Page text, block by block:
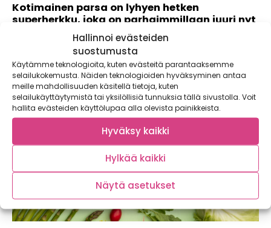
Hallinnoi evästeiden
suostumusta
Käytämme teknologioita, kuten evästeitä parantaaksemme
selailukokemusta. Näiden teknologioiden hyväksyminen antaa
meille mahdollisuuden käsitellä tietoja, kuten
selailukäyttäytymistä tai yksilöllisiä tunnuksia tällä sivustolla. Voit
hallita evästeiden käyttölupaa alla olevista painikkeista.
Hyväksy kaikki
Hylkää kaikki
Näytä asetukset
Kotimainen parsa on lyhyen hetken
superherkku, joka on parhaimmillaan juuri nyt